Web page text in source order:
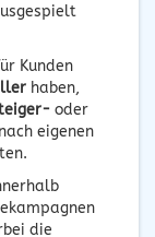
Kunden
haben,
oder
eigenen
die